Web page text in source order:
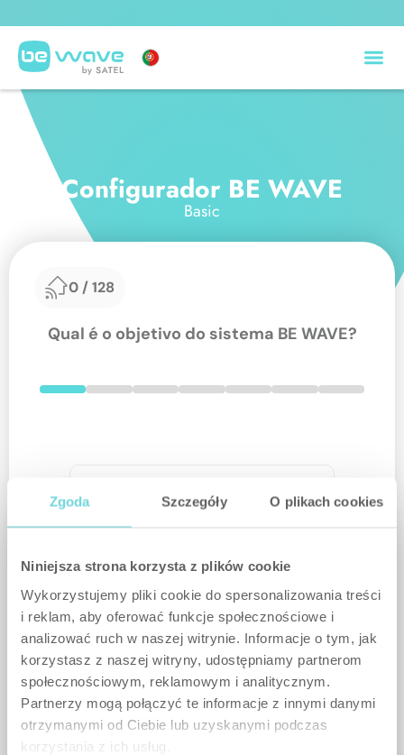
Zgoda Szczegóły O plikach cookies
Niniejsza strona korzysta z plików cookie
Wykorzystujemy pliki cookie do spersonalizowania treści
i reklam, aby oferować funkcje społecznościowe i
analizować ruch w naszej witrynie. Informacje o tym, jak
korzystasz z naszej witryny, udostępniamy partnerom
społecznościowym, reklamowym i analitycznym.
Partnerzy mogą połączyć te informacje z innymi danymi
otrzymanymi od Ciebie lub uzyskanymi podczas
korzystania z ich usług.
Configurador BE WAVE
Basic
0 /128
Qual é o objetivo do sistema BE WAVE?
Proteção contra intrusão
Eventos Aleatórios
Domótica